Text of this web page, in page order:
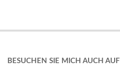
BESUCHEN SIE MICH AUCH AUF